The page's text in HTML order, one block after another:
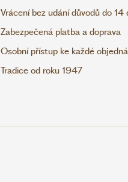
Vrácení bez udání důvodů do 14
Zabezpečená platba a doprava
Osobní přístup ke každé
Tradice od roku 1947